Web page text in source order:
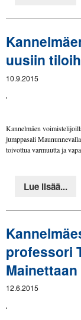
uusiin
10.9.2015
Kannelmäen
jumppasali
toivottua varmuutta ja
Lue lisää...
professori
12.6.2015